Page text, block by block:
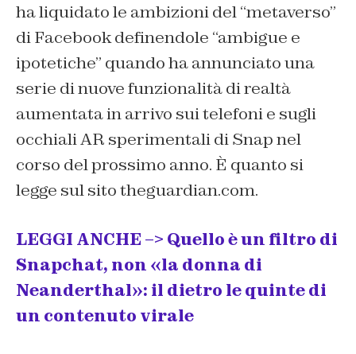
ha liquidato le ambizioni del “metaverso”
di Facebook definendole “ambigue e
ipotetiche” quando ha annunciato una
serie di nuove funzionalità di realtà
aumentata in arrivo sui telefoni e sugli
occhiali AR sperimentali di Snap nel
corso del prossimo anno. È quanto si
legge sul sito theguardian.com.
LEGGI ANCHE –> Quello è un filtro di
Snapchat, non «la donna di
Neanderthal»: il dietro le quinte di
un contenuto virale